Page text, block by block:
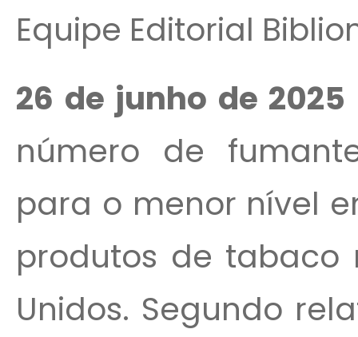
Equipe Editorial
26 de junho de 2025
número de
para o menor nível
produtos de tabaco
Unidos. Segundo